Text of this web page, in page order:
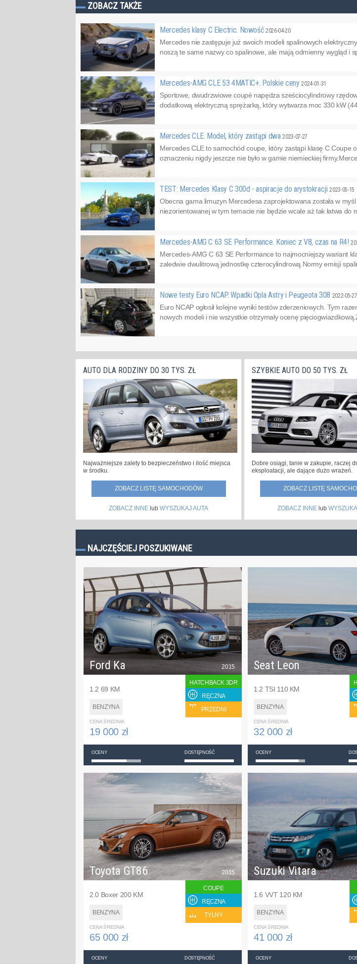
ZOBACZ TAKŻE
Mercedes klasy C Electric. Nowość2026-04-20
Mercedes nie zastępuje już swoich modeli spalinowych
noszą te same nazwy co spalinowe, ale mają odmienny wygląd i
Mercedes-AMG CLE 53 4MATIC+. Polskie ceny2024-01-31
Sportowe, dwudrzwiowe coupé napędza sześciocylindrowy
dodatkową elektryczną sprężarką, który wytwarza moc 330 kW
Mercedes CLE. Model, który zastąpi dwa2023-07-27
Mercedes CLE to samochód coupe, który zastąpi klasę C Coupe
oznaczeniu nigdy jeszcze nie było w gamie niemieckiej
TEST: Mercedes Klasy C 300d - aspiracje do arystokracji2023-05-15
Obecna gama limuzyn Mercedesa zaprojektowana została w
niezorientowanej w tym temacie nie będzie wcale aż tak łatwa
Mercedes-AMG C 63 SE Performance. Koniec z V8, czas na R4!
Mercedes-AMG C 63 SE Performance to najmocniejszy wariant
zaledwie dwulitrową jednostkę czterocylindrową.Normy emisji
Nowe testy Euro NCAP. Wpadki Opla Astry i Peugeota 308 2022-05-27
Euro NCAP ogłosił kolejne wyniki testów zderzeniowych. Tym
nowych modeli i nie wszystkie otrzymały ocenę
AUTO DLA RODZINY DO 30 TYS. ZŁ
Najważniejsze zalety to bezpieczeństwo i ilość miejsca
w środku.
ZOBACZ LISTĘ SAMOCHODÓW
ZOBACZ INNE lub WYSZUKAJ AUTA
SZYBKIE AUTO DO 50 TYS. ZŁ
Dobre osiągi, tanie w zakupie, raczej
eksploatacji, ale dające dużo wrażeń.
ZOBACZ LISTĘ
ZOBACZ INNE lub
NAJCZĘŚCIEJ POSZUKIWANE
Ford Ka
1.2 69 KM
BENZYNA
2015
HATCHBACK 3DR
RĘCZNA
PRZEDNI
CENA ŚREDNIA
19 000 zł
OCENY DOSTĘPNOŚĆ
Seat Leon
1.2 TSI 110 KM
BENZYNA
CENA ŚREDNIA
32 000 zł
OCENY
Toyota GT86
2.0 Boxer 200 KM
BENZYNA
2015
COUPE
RĘCZNA
TYLNY
CENA ŚREDNIA
65 000 zł
OCENY DOSTĘPNOŚĆ
Suzuki Vitara
1.6 VVT 120 KM
BENZYNA
CENA ŚREDNIA
41 000 zł
OCENY